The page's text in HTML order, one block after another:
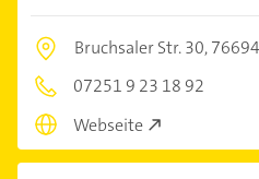
Bruchsaler Str. 30,
07251 9 23 18 92
Webseite